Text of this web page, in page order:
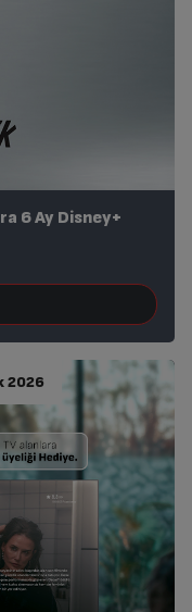
6 Ay Disney+
2026